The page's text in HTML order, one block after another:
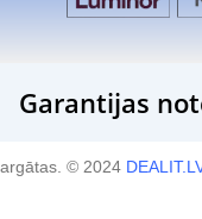
Garantijas
© 2024